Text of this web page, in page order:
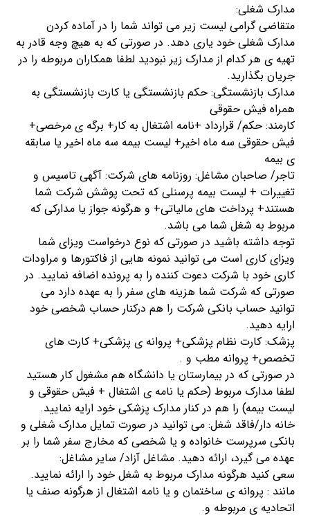
مدارک شغلی:
متقاضی گرامی لیست زیر می تواند شما را در آماده کردن
مدارک شغلی خود یاری دهد. در صورتی که به هیچ وجه قادر به
تهیه ی هر کدام از مدارک زیر نبودید لطفا همکاران مربوطه را در
جریان بگذارید.
مدارک بازنشستگی: حکم بازنشستگی یا کارت بازنشستگی به
همراه فیش حقوقی
کارمند: حکم/ قرارداد +نامه اشتغال به کار+ برگه ی مرخصی+
فیش حقوقی سه ماه اخیر+ لیست بیمه سه ماه اخیر یا سابقه
ی بیمه
تاجر/ صاحبان مشاغل: روزنامه های شرکت: آگهی تاسیس و
تغییرات + لیست بیمه پرسنلی که تحت پوشش شرکت شما
هستند+ پرداخت های مالیاتی+ و هرگونه جواز یا مدارکی که
مربوط به شغل شما می باشد.
توجه داشته باشید در صورتی که نوع درخواست ویزای شما
ویزای کاری است می توانید نمونه هایی از فاکتورها و مراودات
کاری خود با شرکت دعوت کننده را به پرونده اضافه نمایید. در
صورتی که شرکت شما هزینه های سفر را به عهده دارد می
توانید حساب بانکی شرکت را هم درکنار حساب شخصی خود
ارايه دهید.
پزشک: کارت نظام پزشکی+ پروانه ی پزشکی+ کارت های
تخصص+ پروانه مطب و .
در صورتی که در بیمارستان یا دانشگاه هم مشغول کار هستید
لطفا مدارک مربوط (حکم یا نامه ی اشتغال + فیش حقوقی و
لیست بیمه) را هم در کنار مدارک پزشکی خود ارایه نمایید.
خانه دار/فاقد شغل: می توانید در صورت تمایل مدارک شغلی و
بانکی سرپرست خانواده و یا شخصی که مخارج سفر شما را بر
عهده می گیرد، ارائه دهید. مشاغل آزاد/ سایر مشاغل:
سعی کنید هرگونه مدارک مربوط به شغل خود را ارائه نمایید.
مانند : پروانه ی ساختمان و یا نامه اشتغال از هرگونه صنف یا
اتحادیه ی مربوطه و.